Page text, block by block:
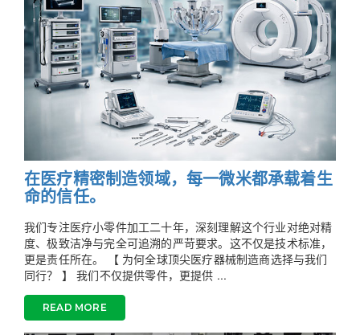
在医疗精密制造领域，每一微米都承载着生
命的信任。
我们专注医疗小零件加工二十年，深刻理解这个行业对绝对精
度、极致洁净与完全可追溯的严苛要求。这不仅是技术标准，
更是责任所在。 【 为何全球顶尖医疗器械制造商选择与我们
同行？ 】 我们不仅提供零件，更提供 ...
READ MORE